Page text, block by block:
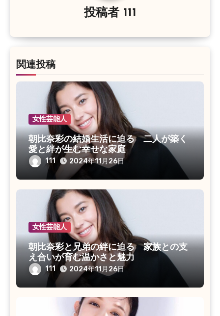
投稿者 111
関連投稿
女性芸能人
朝比奈彩の結婚生活に迫る 二人が築く
愛と絆が生む幸せな家庭
111 2024年11月26日
女性芸能人
朝比奈彩と兄弟の絆に迫る 家族との支
え合いが育む温かさと魅力
111 2024年11月26日